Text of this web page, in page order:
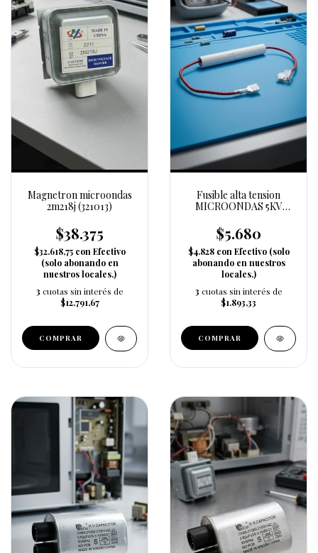
Magnetron microondas
2m218j (321013)
$38.375
$32.618,75 con Efectivo
(solo abonando en
nuestros locales.)
3 cuotas sin interés de
$12.791,67
Fusible alta tension
MICROONDAS 5KV
$5.680
$4.828 con Efectivo (solo
abonando en nuestros
locales.)
3 cuotas sin interés de
$1.893,33